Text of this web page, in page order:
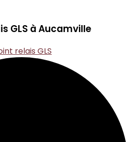
GLS à Aucamville
relais GLS